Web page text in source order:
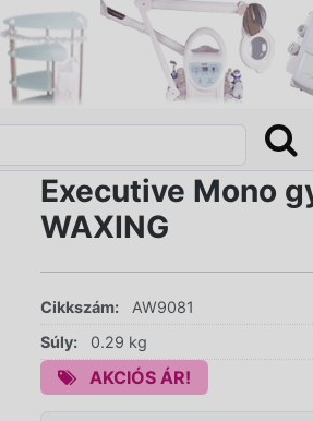
Executive Mono
WAXING
Cikkszám:
AW9081
Súly:
0.29 kg
AKCIÓS ÁR!